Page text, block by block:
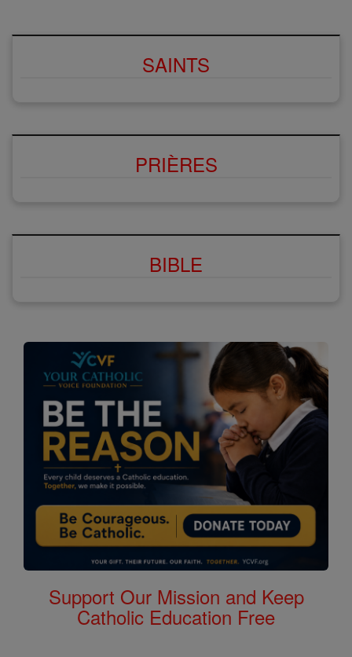
SAINTS
PRIÈRES
BIBLE
Support Our Mission and Keep
Catholic Education Free